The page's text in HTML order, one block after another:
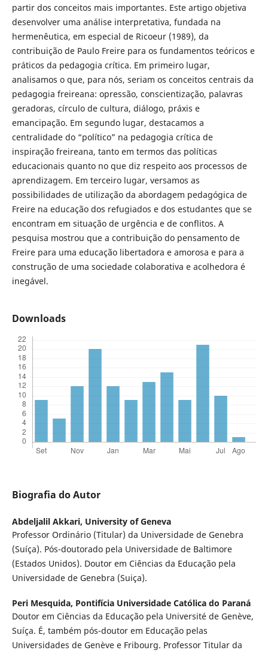
partir dos conceitos mais importantes. Este artigo objetiva
desenvolver uma análise interpretativa, fundada na
hermenêutica, em especial de Ricoeur (1989), da
contribuição de Paulo Freire para os fundamentos teóricos e
práticos da pedagogia crítica. Em primeiro lugar,
analisamos o que, para nós, seriam os conceitos centrais da
pedagogia freireana: opressão, conscientização, palavras
geradoras, círculo de cultura, diálogo, práxis e
emancipação. Em segundo lugar, destacamos a
centralidade do “político” na pedagogia crítica de
inspiração freireana, tanto em termos das políticas
educacionais quanto no que diz respeito aos processos de
aprendizagem. Em terceiro lugar, versamos as
possibilidades de utilização da abordagem pedagógica de
Freire na educação dos refugiados e dos estudantes que se
encontram em situação de urgência e de conflitos. A
pesquisa mostrou que a contribuição do pensamento de
Freire para uma educação libertadora e amorosa e para a
construção de uma sociedade colaborativa e acolhedora é
inegável.
Downloads
Biografia do Autor
Abdeljalil Akkari, University of Geneva
Professor Ordinário (Titular) da Universidade de Genebra
(Suíça). Pós-doutorado pela Universidade de Baltimore
(Estados Unidos). Doutor em Ciências da Educação pela
Universidade de Genebra (Suiça).
Peri Mesquida, Pontifícia Universidade Católica do Paraná
Doutor em Ciências da Educação pela Université de Genève,
Suíça. É, também pós-doutor em Educação pelas
Universidades de Genève e Fribourg. Professor Titular da